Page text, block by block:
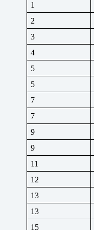
1
2
3
4
5
5
7
7
9
9
11
12
13
13
15